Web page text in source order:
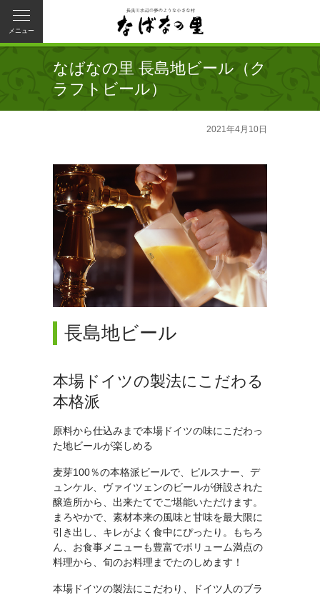
メニュー
なばなの里 長島地ビール（ク
ラフトビール）
2021年4月10日
長島地ビール
本場ドイツの製法にこだわる
本格派
原料から仕込みまで本場ドイツの味にこだわっ
た地ビールが楽しめる
麦芽100％の本格派ビールで、ピルスナー、デ
ュンケル、ヴァイツェンのビールが併設された
醸造所から、出来たてでご堪能いただけます。
まろやかで、素材本来の風味と甘味を最大限に
引き出し、キレがよく食中にぴったり。もちろ
ん、お食事メニューも豊富でボリューム満点の
料理から、旬のお料理までたのしめます！
本場ドイツの製法にこだわり、ドイツ人のブラ